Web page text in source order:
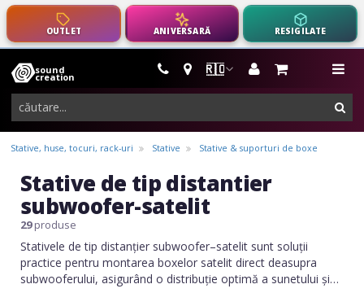
OUTLET ANIVERSARĂ RESIGILATE
🇷🇴
sound
creation
instrumente
muzicale,
echipamente
pro-
audio
Stative, huse, tocuri, rack-uri Stative Stative & suporturi de boxe
Stative de tip distantier
subwoofer-satelit
29produse
Stativele de tip distanțier subwoofer–satelit sunt soluții
practice pentru montarea boxelor satelit direct deasupra
subwooferului, asigurând o distribuție optimă a sunetului și